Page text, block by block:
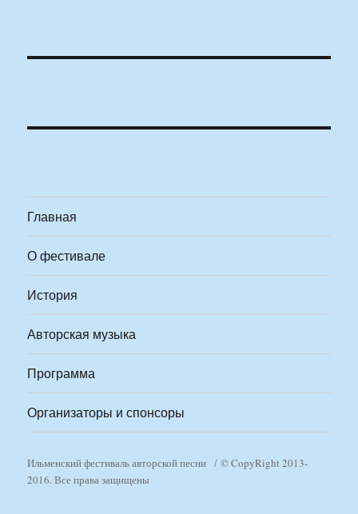
Главная
О фестивале
История
Авторская музыка
Программа
Организаторы и спонсоры
Ильменский фестиваль авторской песни
© CopyRight 2013-
2016. Все права защищены